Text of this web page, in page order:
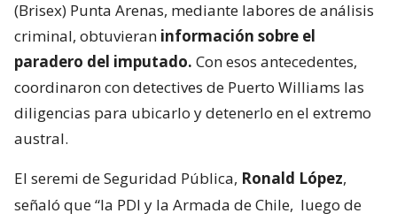
(Brisex) Punta Arenas, mediante labores de análisis
criminal, obtuvieran información sobre el
paradero del imputado. Con esos antecedentes,
coordinaron con detectives de Puerto Williams las
diligencias para ubicarlo y detenerlo en el extremo
austral.
El seremi de Seguridad Pública, Ronald López,
señaló que “la PDI y la Armada de Chile, luego de